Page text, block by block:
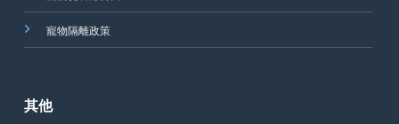
寵物隔離政策
其他